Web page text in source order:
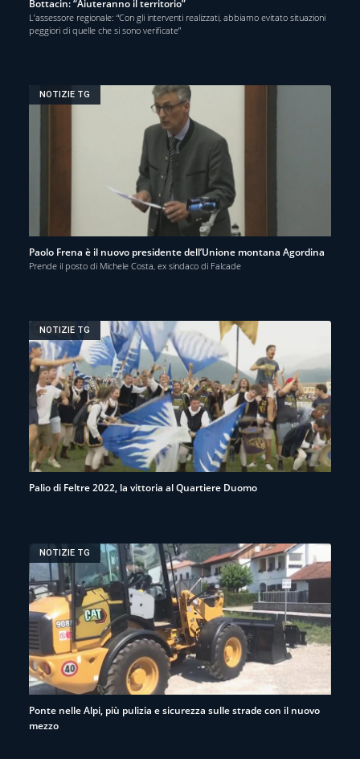
Bottacin: “Aiuteranno il territorio”
L’assessore regionale: “Con gli interventi realizzati, abbiamo evitato situazioni
peggiori di quelle che si sono verificate”
NOTIZIE TG
Paolo Frena è il nuovo presidente dell’Unione montana Agordina
Prende il posto di Michele Costa, ex sindaco di Falcade
NOTIZIE TG
Palio di Feltre 2022, la vittoria al Quartiere Duomo
NOTIZIE TG
Ponte nelle Alpi, più pulizia e sicurezza sulle strade con il nuovo
mezzo